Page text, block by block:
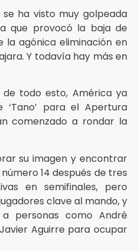
ha visto muy golpeada
que provocó la baja de
la agónica eliminación en
Y todavía hay más en
todo esto, América ya
para el Apertura
comenzado a rondar la
su imagen y encontrar
14 después de tres
en semifinales, pero
clave al mando, y
personas como André
Aguirre para ocupar